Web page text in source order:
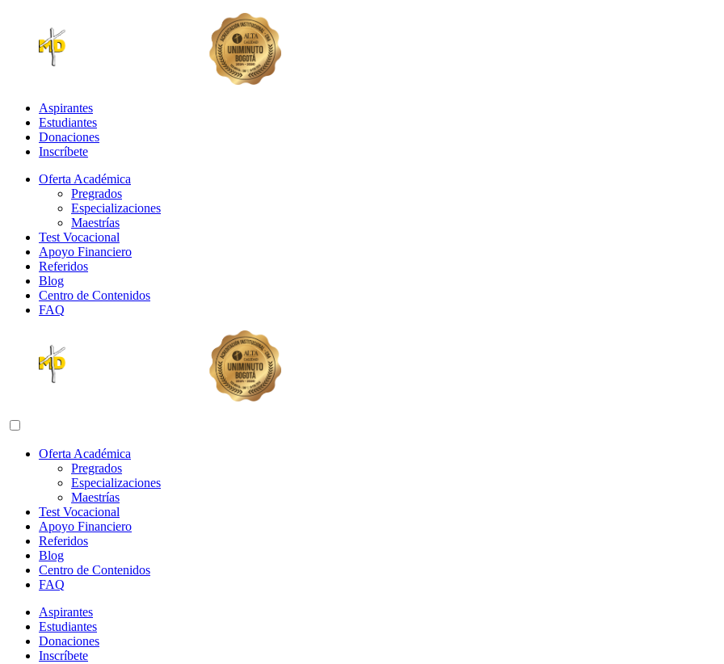
Aspirantes
Estudiantes
Donaciones
Inscríbete
Oferta Académica
Pregrados
Especializaciones
Maestrías
Test Vocacional
Apoyo Financiero
Referidos
Blog
Centro de Contenidos
FAQ
Abrir menú de navegación
Oferta Académica
Pregrados
Especializaciones
Maestrías
Test Vocacional
Apoyo Financiero
Referidos
Blog
Centro de Contenidos
FAQ
Aspirantes
Estudiantes
Donaciones
Inscríbete